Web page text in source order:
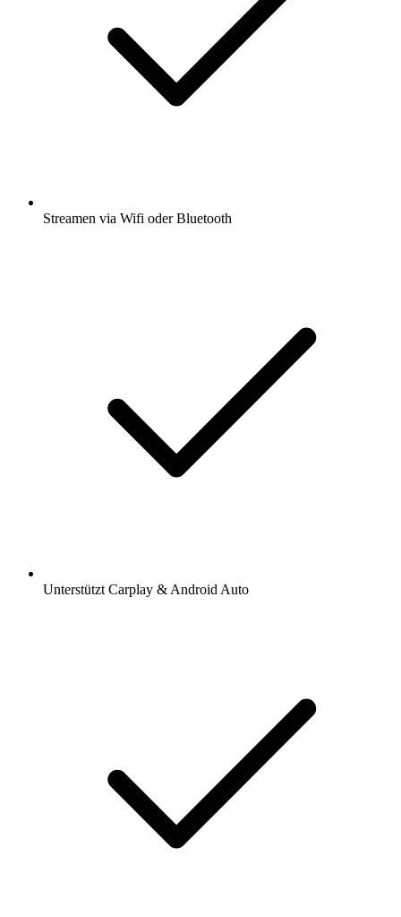
Streamen via Wifi oder Bluetooth
Unterstützt Carplay & Android Auto